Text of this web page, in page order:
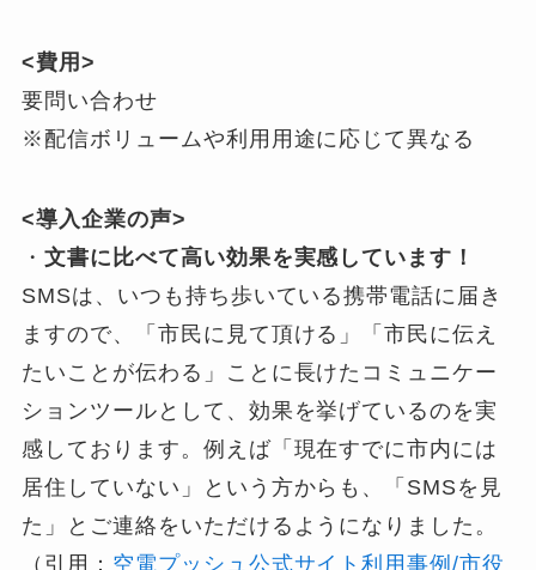
<費用>
要問い合わせ
※配信ボリュームや利用用途に応じて異なる
<導入企業の声>
・ 文書に比べて高い効果を実感しています！
SMSは、いつも持ち歩いている携帯電話に届き
ますので、「市民に見て頂ける」「市民に伝え
たいことが伝わる」ことに長けたコミュニケー
ションツールとして、効果を挙げているのを実
感しております。例えば「現在すでに市内には
居住していない」という方からも、「SMSを見
た」とご連絡をいただけるようになりました。
（引用： 空電プッシュ公式サイト利用事例/市役